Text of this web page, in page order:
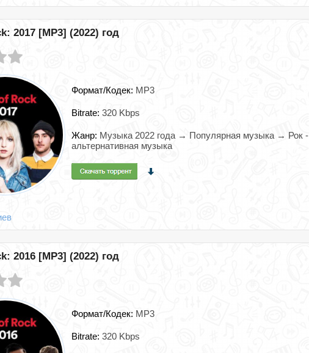
2017 [MP3] (2022) год
Формат/Кодек: MP3
Bitrate: 320 Kbps
Жанр: Музыка 2022 года → Популярная музыка → Рок -
альтернативная музыка
2016 [MP3] (2022) год
Формат/Кодек: MP3
Bitrate: 320 Kbps